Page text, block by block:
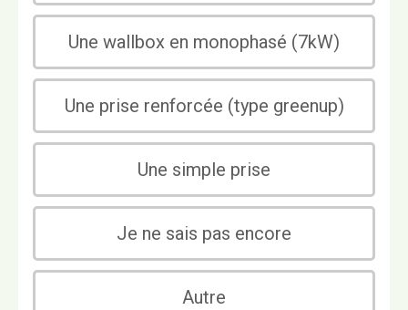
Une wallbox en monophasé (7kW)
Une prise renforcée (type greenup)
Une simple prise
Je ne sais pas encore
Autre